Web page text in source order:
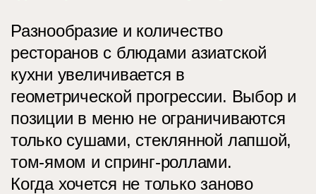
Разнообразие и количество
ресторанов с блюдами азиатской
кухни увеличивается в
геометрической прогрессии. Выбор и
позиции в меню не ограничиваются
только сушами, стеклянной лапшой,
том-ямом и спринг-роллами.
Когда хочется не только заново